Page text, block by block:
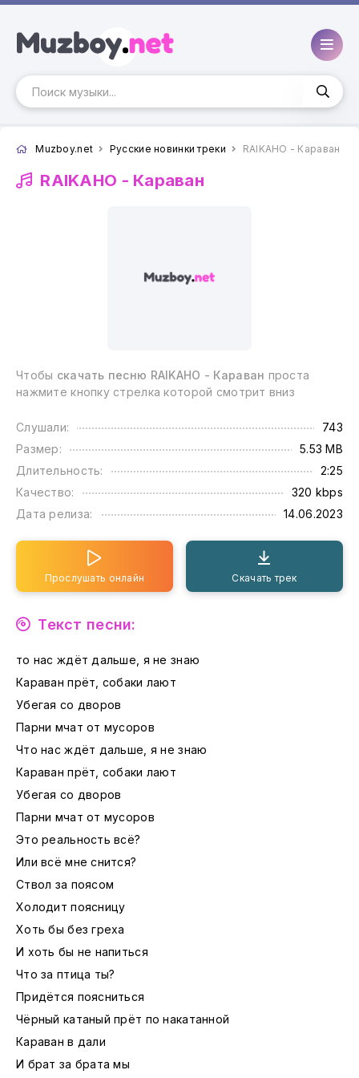
Muzboy.net Русские новинки треки RAIKAHO - Караван
RAIKAHO - Караван
Чтобы скачать песню RAIKAHO - Караван проста
нажмите кнопку стрелка которой смотрит вниз
Слушали:
743
Размер:
5.53 MB
Длительность:
2:25
Качество:
320 kbps
Дата релиза:
14.06.2023
Прослушать онлайн Скачать трек
Текст песни:
то нас ждёт дальше, я не знаю
Караван прёт, собаки лают
Убегая со дворов
Парни мчат от мусоров
Что нас ждёт дальше, я не знаю
Караван прёт, собаки лают
Убегая со дворов
Парни мчат от мусоров
Это реальность всё?
Или всё мне снится?
Ствол за поясом
Холодит поясницу
Хоть бы без греха
И хоть бы не напиться
Что за птица ты?
Придётся поясниться
Чёрный катаный прёт по накатанной
Караван в дали
И брат за брата мы